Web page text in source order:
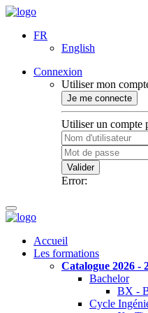
FR
English
Connexion
Utiliser mon
Je me connecte
Utiliser un compte
Valider
Error:
Accueil
Les formations
Catalogue 2026 -
Bachelor
BX -
Cycle